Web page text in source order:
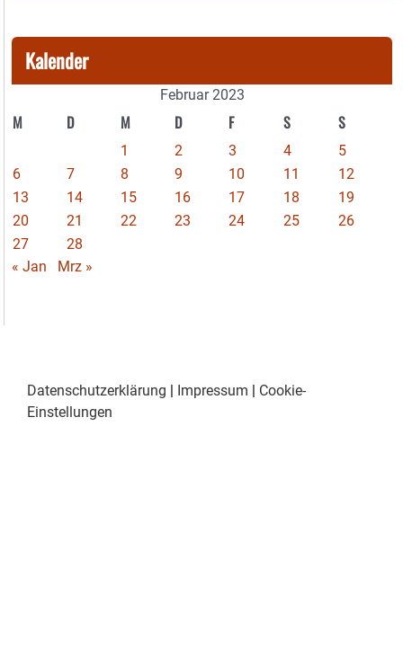
Kalender
Februar 2023
M D M D F S S
1 2 3 4
5
6
7 8 9 10 11
12
13
14 15 16 17 18
19
20
21 22 23 24 25
26
27
28
« Jan
Mrz »
Datenschutzerklärung Impressum
Cookie-
Einstellungen